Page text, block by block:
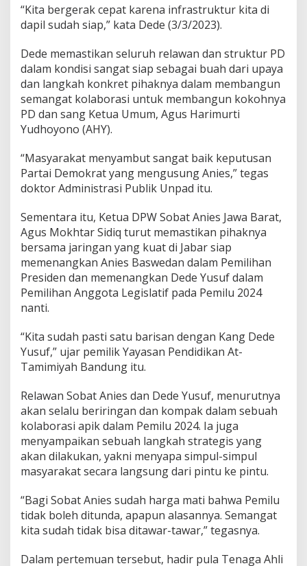
a
r
i
a
n
P
n
d
u
g
“Kita bergerak cepat karena infrastruktur kita di
dapil sudah siap,” kata Dede (3/3/2023).
Dede memastikan seluruh relawan dan struktur PD
dalam kondisi sangat siap sebagai buah dari upaya
dan langkah konkret pihaknya dalam membangun
semangat kolaborasi untuk membangun kokohnya
PD dan sang Ketua Umum, Agus Harimurti
Yudhoyono (AHY).
“Masyarakat menyambut sangat baik keputusan
Partai Demokrat yang mengusung Anies,” tegas
doktor Administrasi Publik Unpad itu.
Sementara itu, Ketua DPW Sobat Anies Jawa Barat,
Agus Mokhtar Sidiq turut memastikan pihaknya
bersama jaringan yang kuat di Jabar siap
memenangkan Anies Baswedan dalam Pemilihan
Presiden dan memenangkan Dede Yusuf dalam
Pemilihan Anggota Legislatif pada Pemilu 2024
nanti.
“Kita sudah pasti satu barisan dengan Kang Dede
Yusuf,” ujar pemilik Yayasan Pendidikan At-
Tamimiyah Bandung itu.
Relawan Sobat Anies dan Dede Yusuf, menurutnya
akan selalu beriringan dan kompak dalam sebuah
kolaborasi apik dalam Pemilu 2024. Ia juga
menyampaikan sebuah langkah strategis yang
akan dilakukan, yakni menyapa simpul-simpul
masyarakat secara langsung dari pintu ke pintu.
“Bagi Sobat Anies sudah harga mati bahwa Pemilu
tidak boleh ditunda, apapun alasannya. Semangat
kita sudah tidak bisa ditawar-tawar,” tegasnya.
Dalam pertemuan tersebut, hadir pula Tenaga Ahli